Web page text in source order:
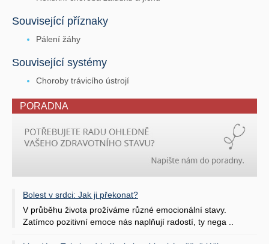
Související příznaky
Pálení žáhy
Související systémy
Choroby trávicího ústrojí
PORADNA
Bolest v srdci: Jak ji překonat?
V průběhu života prožíváme různé emocionální stavy.
Zatímco pozitivní emoce nás naplňují radostí, ty nega ..